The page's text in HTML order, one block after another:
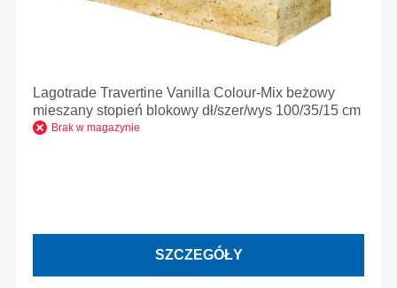
Lagotrade Travertine Vanilla Colour-Mix beżowy
mieszany stopień blokowy dł/szer/wys 100/35/15 cm
Brak w magazynie
SZCZEGÓŁY